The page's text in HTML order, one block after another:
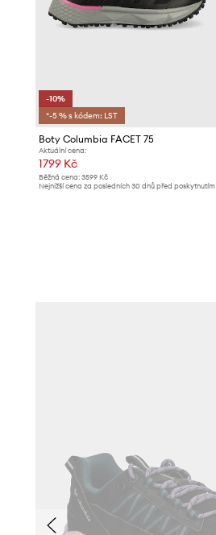
-10%
*-5 % s kódem: LST
Boty Columbia FACET 75
Aktuální cena:
1799 Kč
Běžná cena: 3599 Kč
Nejnižší cena za posledních 30 dnů před poskytnutím